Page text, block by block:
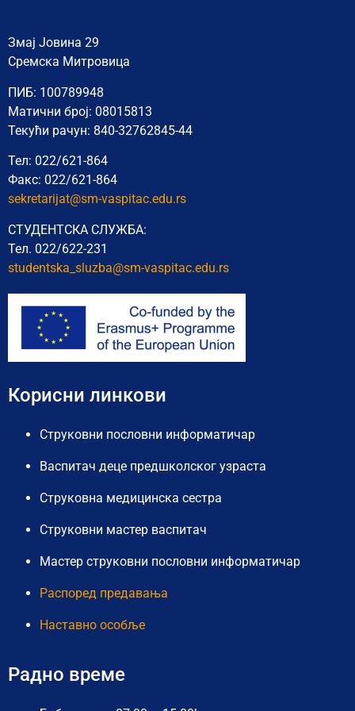
Змај Јовина 29
Сремска Митровица
ПИБ: 100789948
Матични број: 08015813
Текући рачун: 840-32762845-44
Тел: 022/621-864
Факс: 022/621-864
sekretarijat@sm-vaspitac.edu.rs
СТУДЕНТСКА СЛУЖБА:
Тел. 022/622-231
studentska_sluzba@sm-vaspitac.edu.rs
Корисни линкови
Струковни пословни информатичар
Васпитач деце предшколског узраста
Струковна медицинска сестра
Струковни мастер васпитач
Мастер струковни пословни информатичар
Распоред предавања
Наставно особље
Радно време